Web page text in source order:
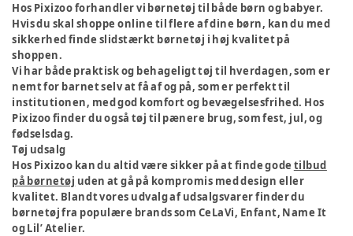
Hos Pixizoo forhandler vi børnetøj til både børn og babyer.
Hvis du skal shoppe online til flere af dine børn, kan du med
sikkerhed finde slidstærkt børnetøj i høj kvalitet på
shoppen.
Vi har både praktisk og behageligt tøj til hverdagen, som er
nemt for barnet selv at få af og på, som er perfekt til
institutionen, med god komfort og bevægelsesfrihed. Hos
Pixizoo finder du også tøj til pænere brug, som fest, jul, og
fødselsdag.
Tøj udsalg
Hos Pixizoo kan du altid være sikker på at finde gode tilbud
på børnetøj uden at gå på kompromis med design eller
kvalitet. Blandt vores udvalg af udsalgsvarer finder du
børnetøj fra populære brands som CeLaVi, Enfant, Name It
og Lil’ Atelier.